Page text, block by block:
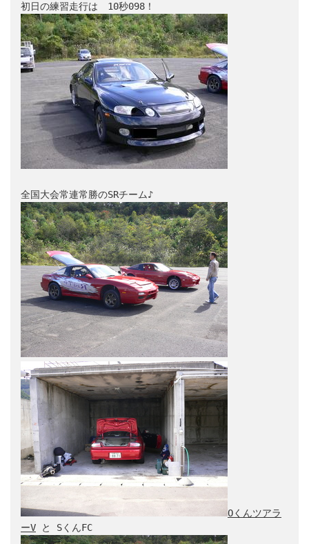
初日の練習走行は 10秒098！
Oくんツアラ
ーV と SくんFC